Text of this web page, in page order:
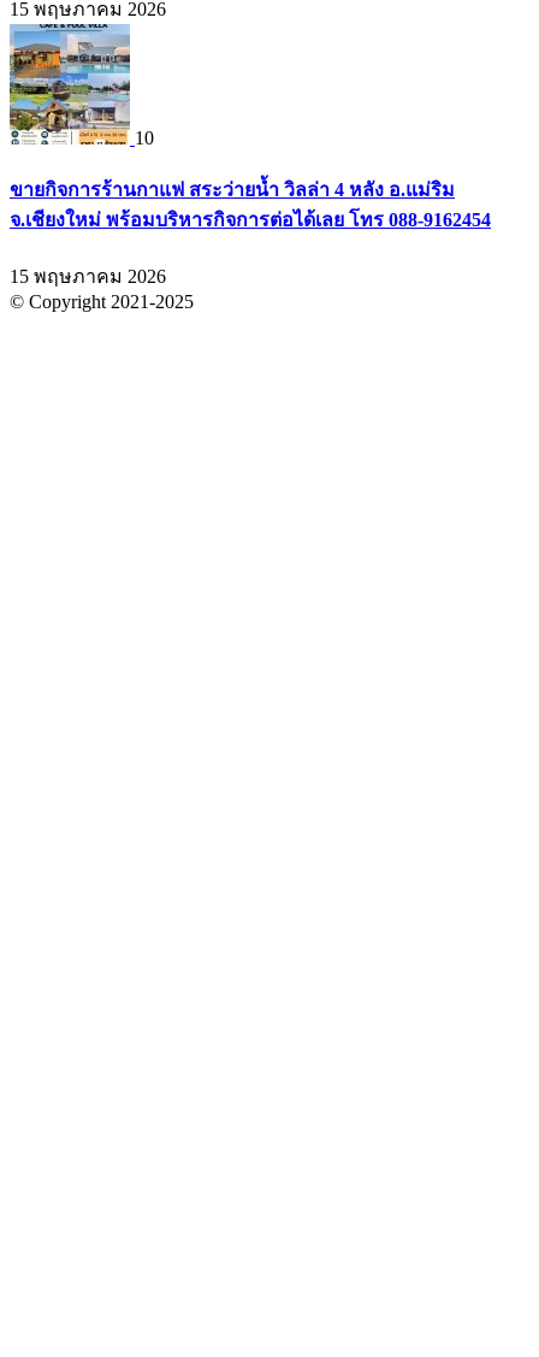
15 พฤษภาคม 2026
10
ขายกิจการร้านกาแฟ สระว่ายน้ำ วิลล่า 4 หลัง อ.แม่ริม
จ.เชียงใหม่ พร้อมบริหารกิจการต่อได้เลย โทร 088-9162454
15 พฤษภาคม 2026
© Copyright 2021-2025